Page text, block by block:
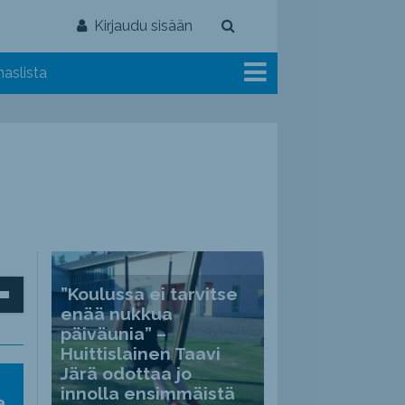
Kirjaudu sisään
”Koulussa ei tarvitse
enää nukkua
päiväunia” –
Huittislainen Taavi
Järä odottaa jo
innolla ensimmäistä